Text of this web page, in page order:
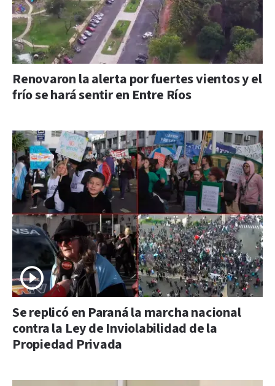
Renovaron la alerta por fuertes vientos y el
frío se hará sentir en Entre Ríos
Se replicó en Paraná la marcha nacional
contra la Ley de Inviolabilidad de la
Propiedad Privada